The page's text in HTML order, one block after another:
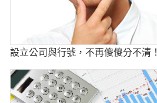
設立公司與行號，不再傻傻分不清！